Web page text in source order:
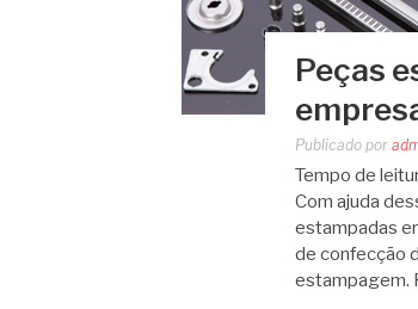
Peças
Publicado por
Tempo de
Com ajuda
estampadas
de confecção
estampagem.